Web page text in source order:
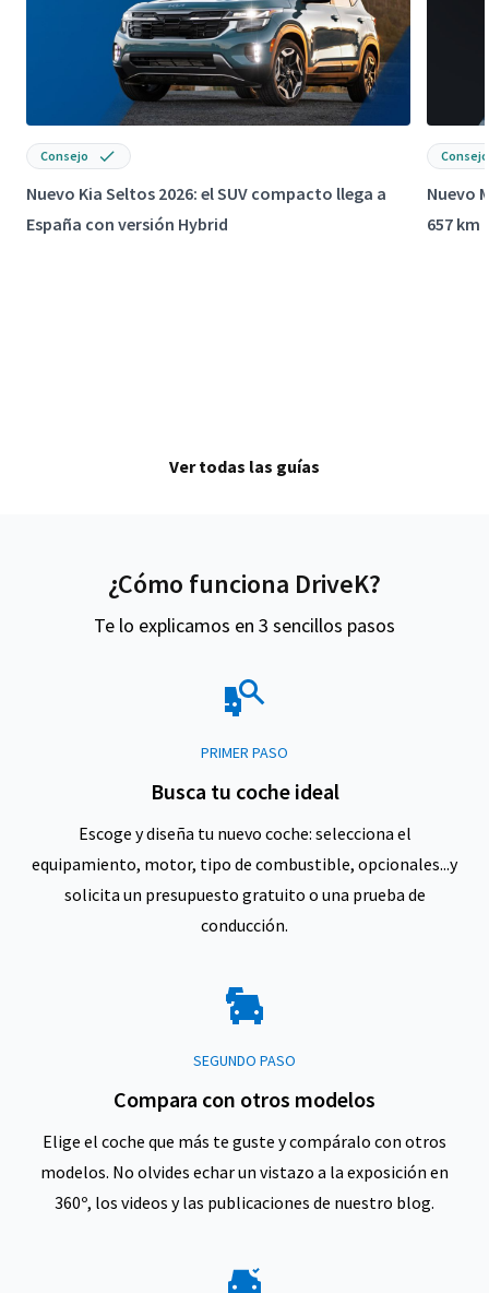
Consejo
Nuevo Kia Seltos 2026: el SUV compacto llega a
España con versión Hybrid
Consejo
Nuevo
657 km
Ver todas las guías
¿Cómo funciona DriveK?
Te lo explicamos en 3 sencillos pasos
PRIMER PASO
Busca tu coche ideal
Escoge y diseña tu nuevo coche: selecciona el
equipamiento, motor, tipo de combustible, opcionales...y
solicita un presupuesto gratuito o una prueba de
conducción.
SEGUNDO PASO
Compara con otros modelos
Elige el coche que más te guste y compáralo con otros
modelos. No olvides echar un vistazo a la exposición en
360º, los videos y las publicaciones de nuestro blog.